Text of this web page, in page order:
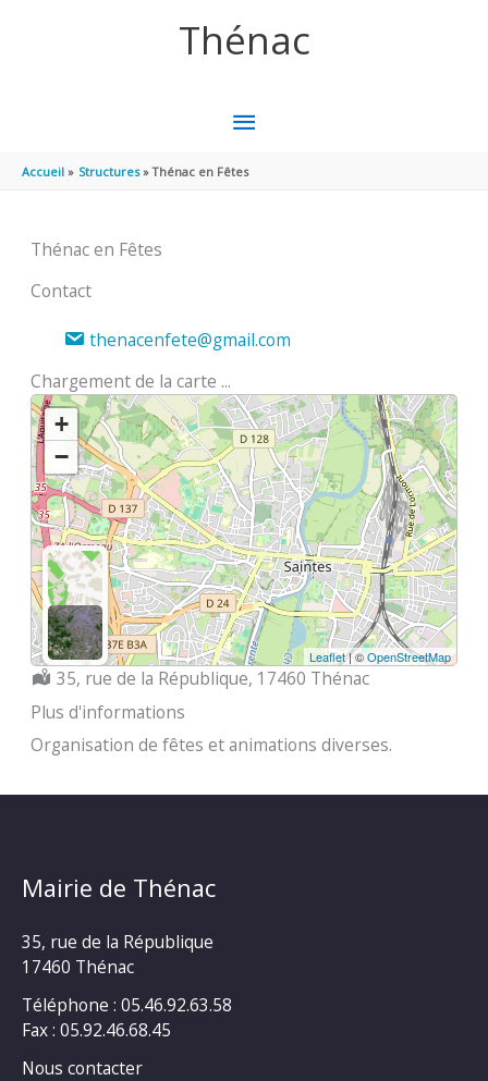
Thénac
MENU
PRINCIPAL
Accueil Structures Thénac en Fêtes
Thénac en Fêtes
Contact
thenacenfete@gmail.com
Chargement de la carte ...
+
−
Leaflet| ©OpenStreetMap
Localisation :
35, rue de la République, 17460 Thénac
Plus d'informations
Organisation de fêtes et animations diverses.
Mairie de Thénac
35, rue de la République
17460 Thénac
Téléphone : 05.46.92.63.58
Fax : 05.92.46.68.45
Nous contacter